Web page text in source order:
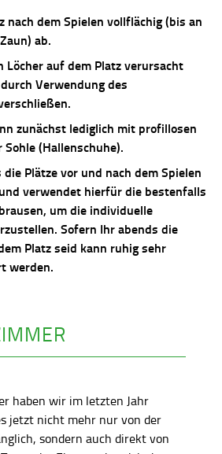
nach dem Spielen vollflächig (bis an
ab.
Löcher auf dem Platz verursacht
Verwendung des
zunächst lediglich mit profillosen
(Hallenschuhe).
Plätze vor und nach dem Spielen
verwendet hierfür die bestenfalls
um die individuelle
Sofern Ihr abends die
Platz seid kann ruhig sehr
werden.
haben wir im letzten Jahr
jetzt nicht mehr nur von der
sondern auch direkt von